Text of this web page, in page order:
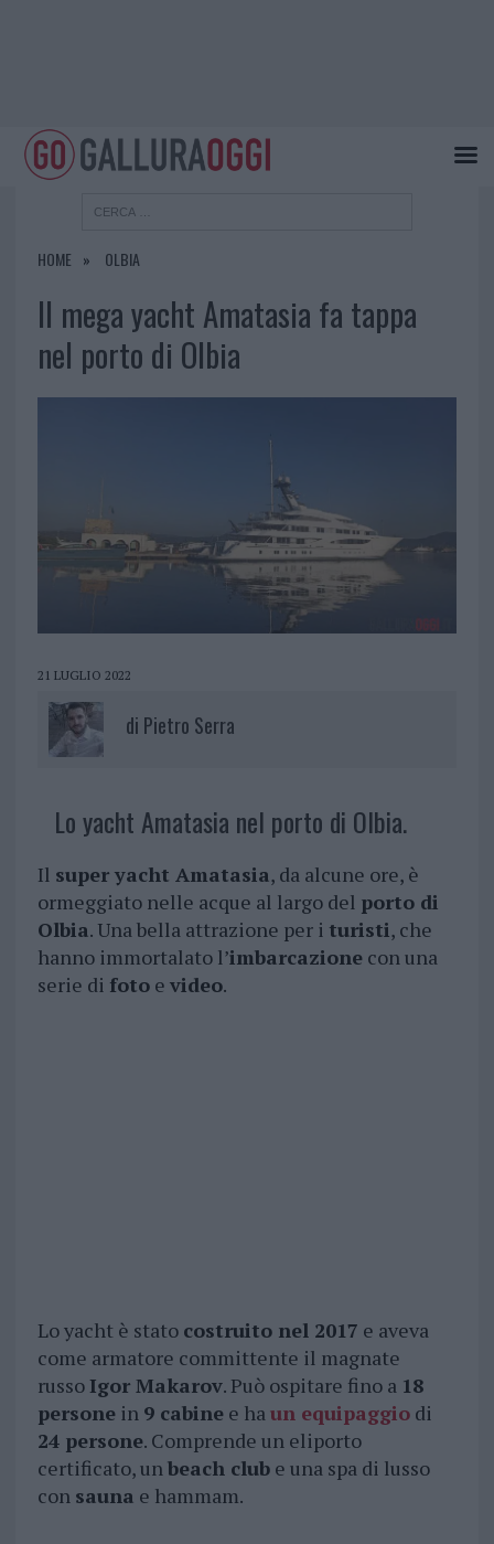
HOME OLBIA
Il mega yacht Amatasia fa tappa
nel porto di Olbia
21 LUGLIO 2022
di Pietro Serra
Lo yacht Amatasia nel porto di Olbia.
Il super yacht Amatasia, da alcune ore, è
ormeggiato nelle acque al largo del porto di
Olbia. Una bella attrazione per i turisti, che
hanno immortalato l’imbarcazionecon una
serie di fotoe video.
Lo yacht è stato costruito nel 2017 e aveva
come armatore committente il magnate
russo Igor Makarov. Può ospitare fino a 18
personein 9 cabinee haun equipaggiodi
24 persone. Comprende un eliporto
certificato, unbeach clube una spa di lusso
con sauna e hammam.